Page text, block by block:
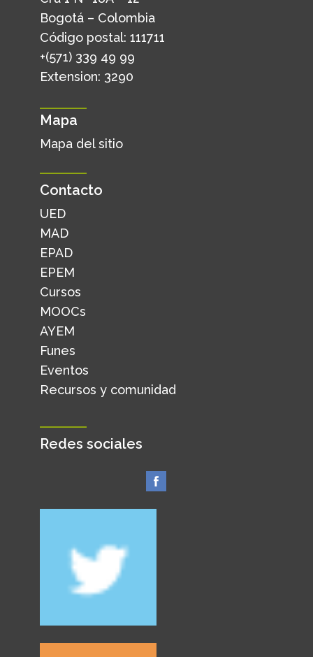
Bogotá – Colombia
Código postal: 111711
+(571) 339 49 99
Extension: 3290
Mapa
Mapa del sitio
Contacto
UED
MAD
EPAD
EPEM
Cursos
MOOCs
AYEM
Funes
Eventos
Recursos y comunidad
Redes sociales